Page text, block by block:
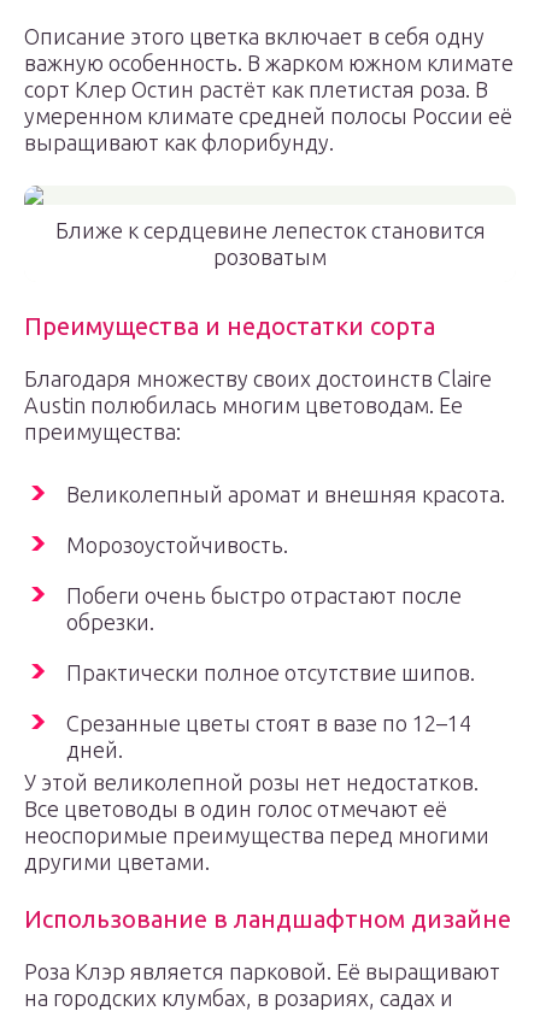
Описание этого цветка включает в себя одну
важную особенность. В жарком южном климате
сорт Клер Остин растёт как плетистая роза. В
умеренном климате средней полосы России её
выращивают как флорибунду.
Ближе к сердцевине лепесток становится
розоватым
Преимущества и недостатки сорта
Благодаря множеству своих достоинств Claire
Austin полюбилась многим цветоводам. Ее
преимущества:
Великолепный аромат и внешняя красота.
Морозоустойчивость.
Побеги очень быстро отрастают после
обрезки.
Практически полное отсутствие шипов.
Срезанные цветы стоят в вазе по 12–14
дней.
У этой великолепной розы нет недостатков.
Все цветоводы в один голос отмечают её
неоспоримые преимущества перед многими
другими цветами.
Использование в ландшафтном дизайне
Роза Клэр является парковой. Её выращивают
на городских клумбах, в розариях, садах и